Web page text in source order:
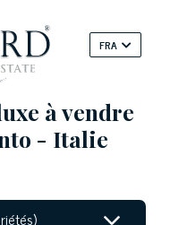
FRA
à vendre
- Italie